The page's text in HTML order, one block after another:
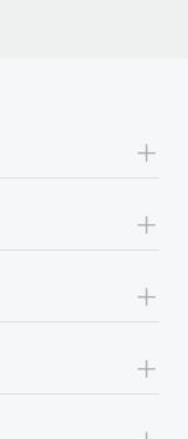
+
+
+
+